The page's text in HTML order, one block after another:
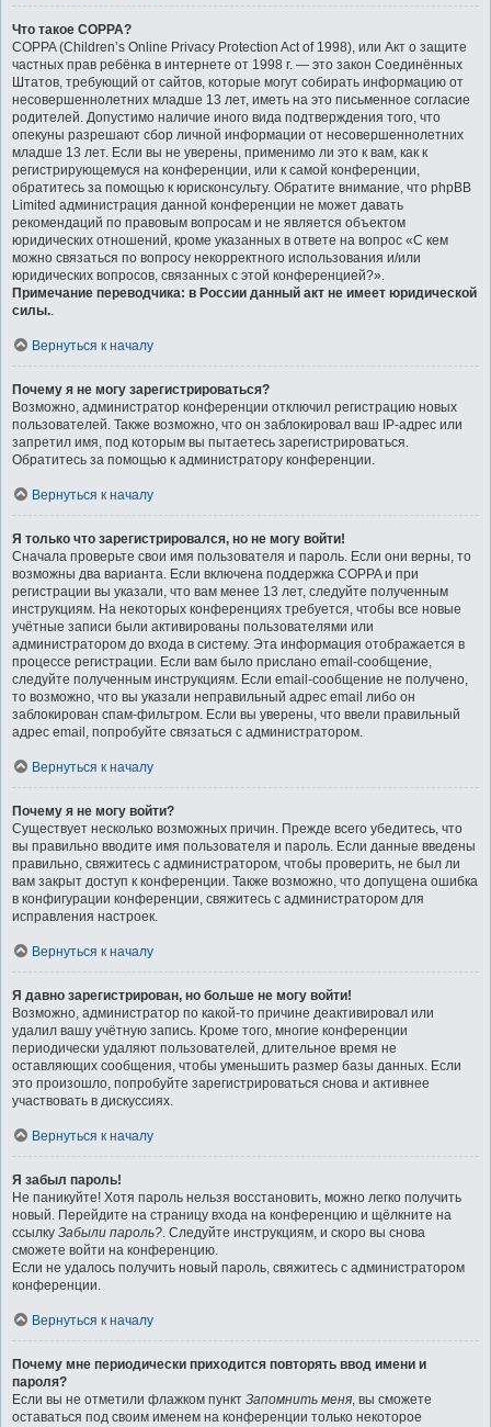
Что такое COPPA?
COPPA (Children’s Online Privacy Protection Act of 1998), или Акт о защите
частных прав ребёнка в интернете от 1998 г. — это закон Соединённых
Штатов, требующий от сайтов, которые могут собирать информацию от
несовершеннолетних младше 13 лет, иметь на это письменное согласие
родителей. Допустимо наличие иного вида подтверждения того, что
опекуны разрешают сбор личной информации от несовершеннолетних
младше 13 лет. Если вы не уверены, применимо ли это к вам, как к
регистрирующемуся на конференции, или к самой конференции,
обратитесь за помощью к юрисконсульту. Обратите внимание, что phpBB
Limited администрация данной конференции не может давать
рекомендаций по правовым вопросам и не является объектом
юридических отношений, кроме указанных в ответе на вопрос «С кем
можно связаться по вопросу некорректного использования и/или
юридических вопросов, связанных с этой конференцией?».
Примечание переводчика: в России данный акт не имеет юридической
силы..
Вернуться к началу
Почему я не могу зарегистрироваться?
Возможно, администратор конференции отключил регистрацию новых
пользователей. Также возможно, что он заблокировал ваш IP-адрес или
запретил имя, под которым вы пытаетесь зарегистрироваться.
Обратитесь за помощью к администратору конференции.
Вернуться к началу
Я только что зарегистрировался, но не могу войти!
Сначала проверьте свои имя пользователя и пароль. Если они верны, то
возможны два варианта. Если включена поддержка COPPA и при
регистрации вы указали, что вам менее 13 лет, следуйте полученным
инструкциям. На некоторых конференциях требуется, чтобы все новые
учётные записи были активированы пользователями или
администратором до входа в систему. Эта информация отображается в
процессе регистрации. Если вам было прислано email-сообщение,
следуйте полученным инструкциям. Если email-сообщение не получено,
то возможно, что вы указали неправильный адрес email либо он
заблокирован спам-фильтром. Если вы уверены, что ввели правильный
адрес email, попробуйте связаться с администратором.
Вернуться к началу
Почему я не могу войти?
Существует несколько возможных причин. Прежде всего убедитесь, что
вы правильно вводите имя пользователя и пароль. Если данные введены
правильно, свяжитесь с администратором, чтобы проверить, не был ли
вам закрыт доступ к конференции. Также возможно, что допущена ошибка
в конфигурации конференции, свяжитесь с администратором для
исправления настроек.
Вернуться к началу
Я давно зарегистрирован, но больше не могу войти!
Возможно, администратор по какой-то причине деактивировал или
удалил вашу учётную запись. Кроме того, многие конференции
периодически удаляют пользователей, длительное время не
оставляющих сообщения, чтобы уменьшить размер базы данных. Если
это произошло, попробуйте зарегистрироваться снова и активнее
участвовать в дискуссиях.
Вернуться к началу
Я забыл пароль!
Не паникуйте! Хотя пароль нельзя восстановить, можно легко получить
новый. Перейдите на страницу входа на конференцию и щёлкните на
ссылку Забыли пароль?. Следуйте инструкциям, и скоро вы снова
сможете войти на конференцию.
Если не удалось получить новый пароль, свяжитесь с администратором
конференции.
Вернуться к началу
Почему мне периодически приходится повторять ввод имени и
пароля?
Если вы не отметили флажком пункт Запомнить меня, вы сможете
оставаться под своим именем на конференции только некоторое